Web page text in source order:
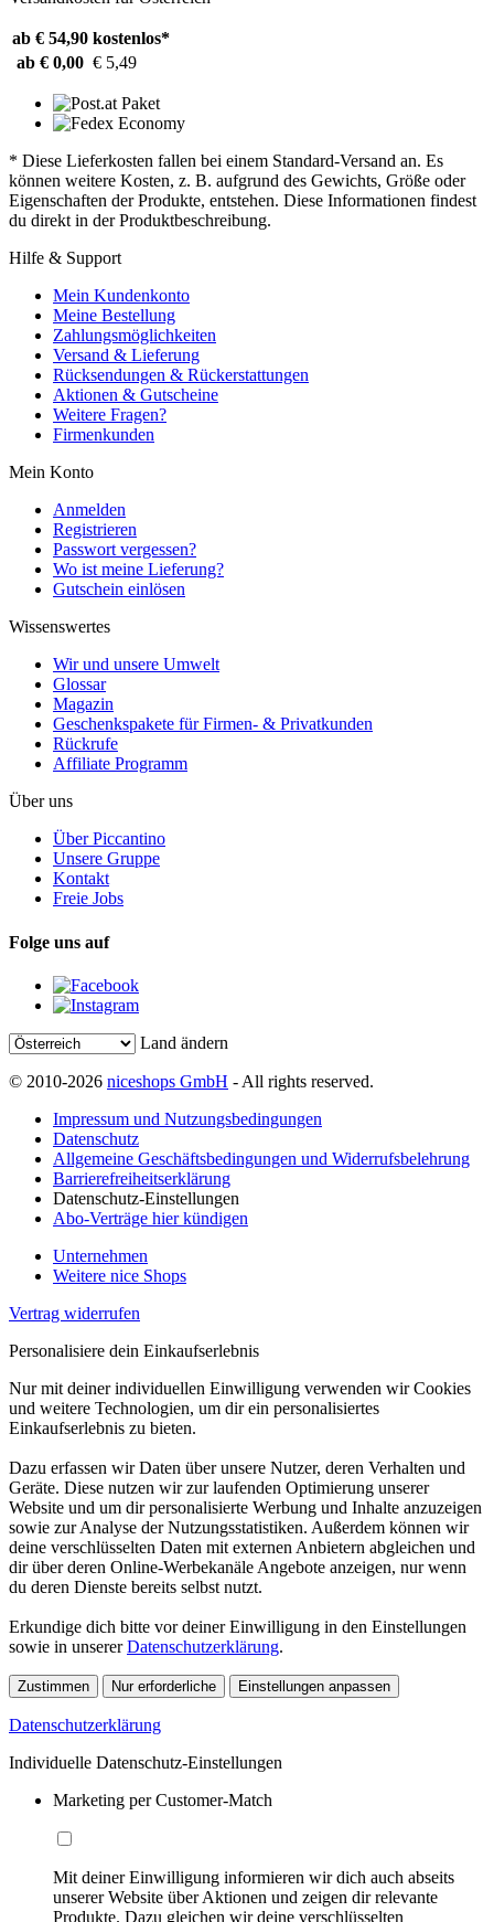
ab € 54,90 kostenlos*
ab € 0,00 € 5,49
* Diese Lieferkosten fallen bei einem Standard-Versand an. Es
können weitere Kosten, z. B. aufgrund des Gewichts, Größe oder
Eigenschaften der Produkte, entstehen. Diese Informationen findest
du direkt in der Produktbeschreibung.
Hilfe & Support
Mein Kundenkonto
Meine Bestellung
Zahlungsmöglichkeiten
Versand & Lieferung
Rücksendungen & Rückerstattungen
Aktionen & Gutscheine
Weitere Fragen?
Firmenkunden
Mein Konto
Anmelden
Registrieren
Passwort vergessen?
Wo ist meine Lieferung?
Gutschein einlösen
Wissenswertes
Wir und unsere Umwelt
Glossar
Magazin
Geschenkspakete für Firmen- & Privatkunden
Rückrufe
Affiliate Programm
Über uns
Über Piccantino
Unsere Gruppe
Kontakt
Freie Jobs
Folge uns auf
Land ändern
© 2010-2026 niceshops GmbH - All rights reserved.
Impressum und Nutzungsbedingungen
Datenschutz
Allgemeine Geschäftsbedingungen und Widerrufsbelehrung
Barrierefreiheitserklärung
Datenschutz-Einstellungen
Abo-Verträge hier kündigen
Unternehmen
Weitere nice Shops
Vertrag widerrufen
Personalisiere dein Einkaufserlebnis
Nur mit deiner individuellen Einwilligung verwenden wir Cookies
und weitere Technologien, um dir ein personalisiertes
Einkaufserlebnis zu bieten.
Dazu erfassen wir Daten über unsere Nutzer, deren Verhalten und
Geräte. Diese nutzen wir zur laufenden Optimierung unserer
Website und um dir personalisierte Werbung und Inhalte anzuzeigen
sowie zur Analyse der Nutzungsstatistiken. Außerdem können wir
deine verschlüsselten Daten mit externen Anbietern abgleichen und
dir über deren Online-Werbekanäle Angebote anzeigen, nur wenn
du deren Dienste bereits selbst nutzt.
Erkundige dich bitte vor deiner Einwilligung in den Einstellungen
sowie in unsererDatenschutzerklärung.
Zustimmen Nur erforderliche Einstellungen anpassen
Datenschutzerklärung
Individuelle Datenschutz-Einstellungen
Marketing per Customer-Match
Mit deiner Einwilligung informieren wir dich auch abseits
unserer Website über Aktionen und zeigen dir relevante
Produkte. Dazu gleichen wir deine verschlüsselten